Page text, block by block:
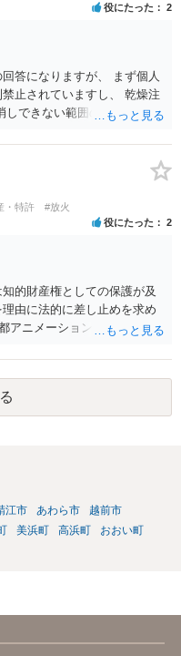
役にたった 2
答になりますが、 まず個人
止されていますし、 乾燥注
しできない範囲の野焼きを行
ます。
・特許 #放火
役にたった 2
的財産権としての保護が及
由に法的に差し止めを求め
アニメーション放火殺人事
をつけてください。
江市 あわら市
越前市
美浜町 高浜町
おおい町